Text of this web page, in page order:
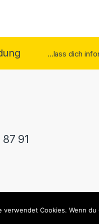
...lass dich
91
verwendet Cookies. Wenn